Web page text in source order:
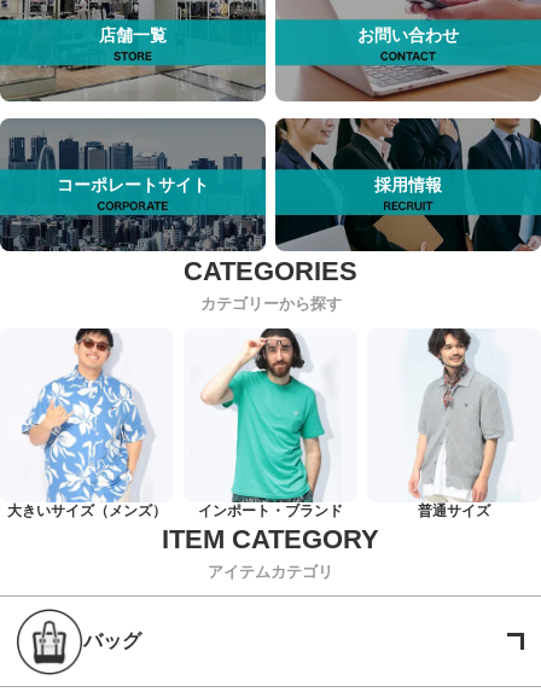
店舗一覧 お問い合わせ
コーポレートサイト 採用情報
カテゴリーから探す
大きいサイズ（メンズ） インポート・ブランド 普通サイズ
アイテムカテゴリ
バッグ